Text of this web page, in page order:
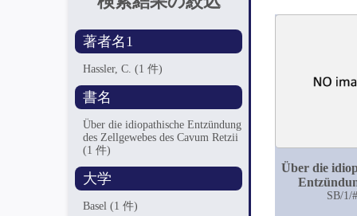
著者名1
Hassler, C.(1 件)
書名
Über die idiopathische Entzündung
des Zellgewebes des Cavum Retzii
(1 件)
大学
Basel(1 件)
Über die
SB/1/#